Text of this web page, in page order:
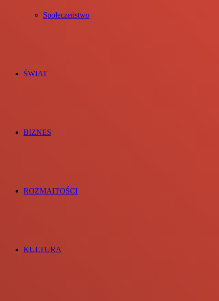
Społeczeństwo
ŚWIAT
BIZNES
ROZMAITOŚCI
KULTURA